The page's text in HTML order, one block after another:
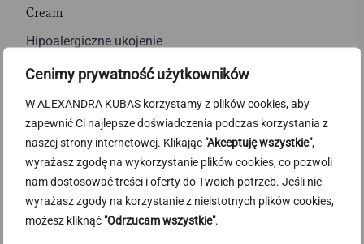
Cenimy prywatność użytkowników
W ALEXANDRA KUBAS korzystamy z plików cookies, aby
zapewnić Ci najlepsze doświadczenia podczas korzystania z
naszej strony internetowej. Klikając "Akceptuję wszystkie",
wyrażasz zgodę na wykorzystanie plików cookies, co pozwoli
nam dostosować treści i oferty do Twoich potrzeb. Jeśli nie
wyrażasz zgody na korzystanie z nieistotnych plików cookies,
możesz kliknąć "Odrzucam wszystkie".
Cream
Hipoalergiczne ukojenie
Minimalistyczna formuła, natychmiast łagodzi
podrażnienia i wspiera naturalne procesy naprawcze
skóry.
Odkryj Cream